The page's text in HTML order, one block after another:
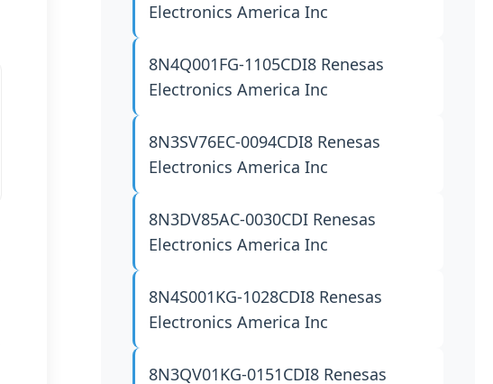
Electronics America Inc
8N4Q001FG-1105CDI8 Renesas
Electronics America Inc
8N3SV76EC-0094CDI8 Renesas
Electronics America Inc
8N3DV85AC-0030CDI Renesas
Electronics America Inc
8N4S001KG-1028CDI8 Renesas
Electronics America Inc
8N3QV01KG-0151CDI8 Renesas